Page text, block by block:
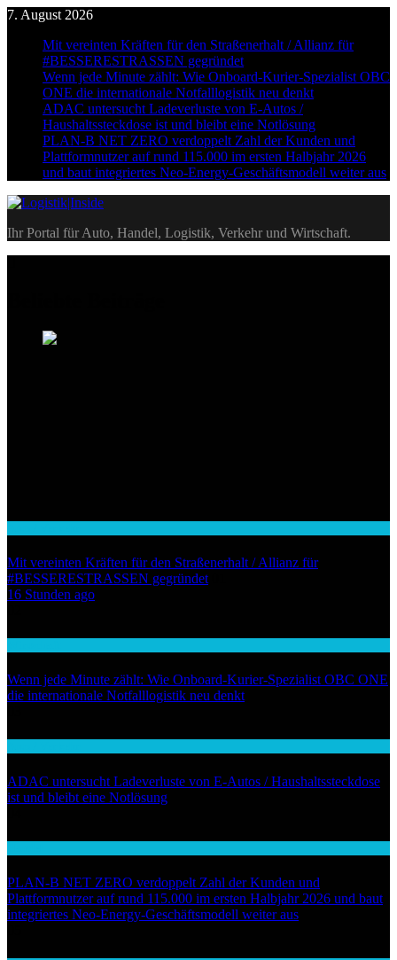
Skip
content
7. August 2026
Mit vereinten Kräften für den Straßenerhalt / Allianz für
#BESSERESTRASSEN gegründet
Wenn jede Minute zählt: Wie Onboard-Kurier-Spezialist OBC
ONE die internationale Notfalllogistik neu denkt
ADAC untersucht Ladeverluste von E-Autos /
Haushaltssteckdose ist und bleibt eine Notlösung
PLAN-B NET ZERO verdoppelt Zahl der Kunden und
Plattformnutzer auf rund 115.000 im ersten Halbjahr 2026
und baut integriertes Neo-Energy-Geschäftsmodell weiter aus
Logistik|Inside
Ihr Portal für Auto, Handel, Logistik, Verkehr und Wirtschaft.
Mit vereinten Kräften für den Straßenerhalt / Allianz für
#BESSERESTRASSEN gegründet
16 Stunden ago
Wenn jede Minute zählt: Wie Onboard-Kurier-Spezialist OBC ONE
die internationale Notfalllogistik neu denkt
ADAC untersucht Ladeverluste von E-Autos / Haushaltssteckdose
ist und bleibt eine Notlösung
PLAN-B NET ZERO verdoppelt Zahl der Kunden und
Plattformnutzer auf rund 115.000 im ersten Halbjahr 2026 und baut
integriertes Neo-Energy-Geschäftsmodell weiter aus